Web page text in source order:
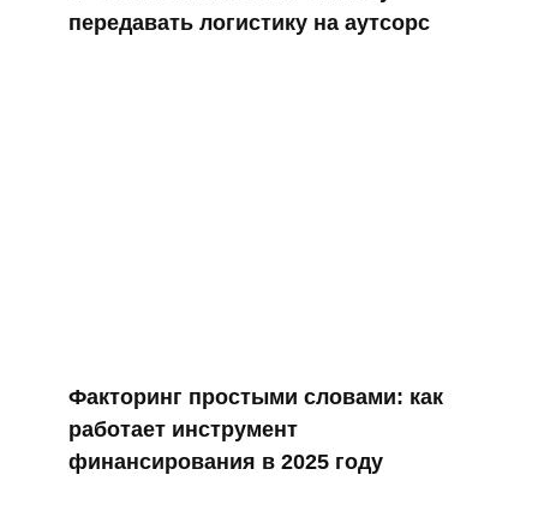
передавать логистику на аутсорс
Факторинг простыми словами: как
работает инструмент
финансирования в 2025 году